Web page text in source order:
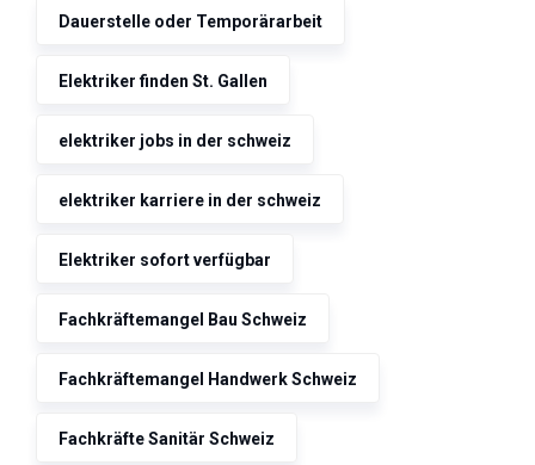
Dauerstelle oder Temporärarbeit
Elektriker finden St. Gallen
elektriker jobs in der schweiz
elektriker karriere in der schweiz
Elektriker sofort verfügbar
Fachkräftemangel Bau Schweiz
Fachkräftemangel Handwerk Schweiz
Fachkräfte Sanitär Schweiz